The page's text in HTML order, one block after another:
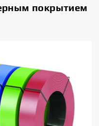
покрытием